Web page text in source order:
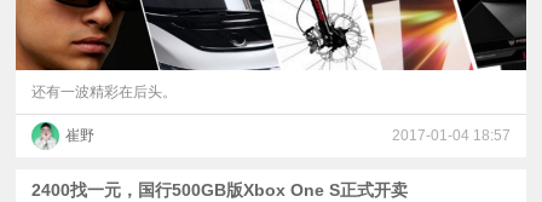
科
普还有一波精彩在后头。
崔野 2017-01-04 18:57
2400找一元，国行500GB版Xbox One S正式开卖